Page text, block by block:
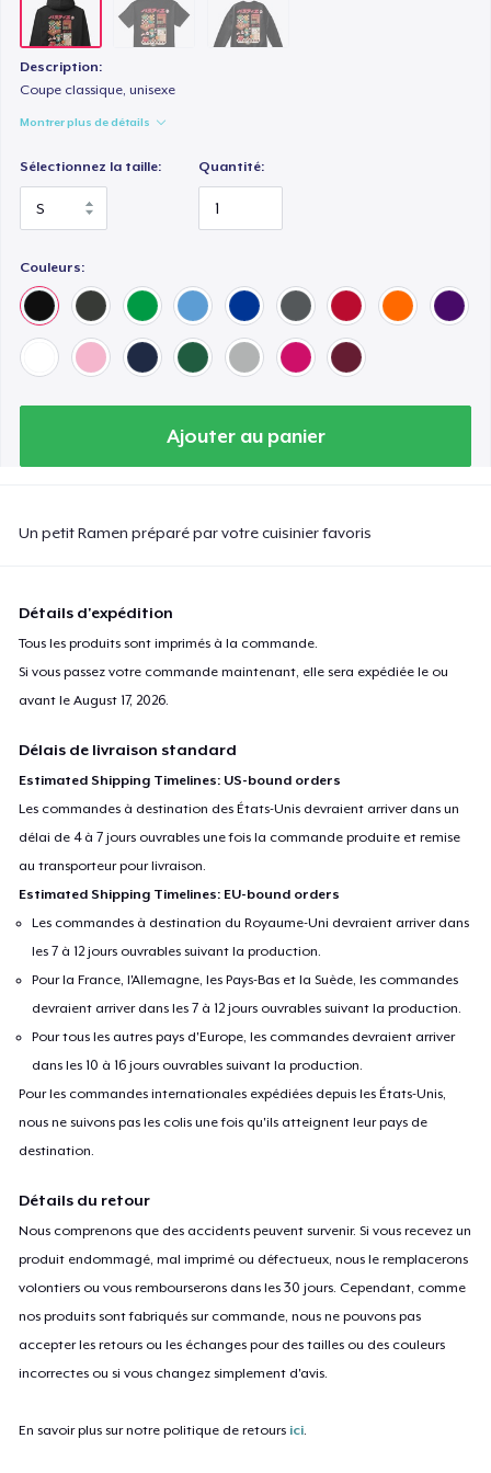
Description:
Coupe classique, unisexe
Montrer plus de détails
Sélectionnez la taille: Quantité:
Couleurs:
Ajouter au panier
Un petit Ramen préparé par votre cuisinier favoris
Détails d'expédition
Tous les produits sont imprimés à la commande.
Si vous passez votre commande maintenant, elle sera expédiée le ou
avant leAugust 17, 2026
Délais de livraison standard
Estimated Shipping Timelines: US-bound orders
Les commandes à destination des États-Unis devraient arriver dans un
délai de 4 à 7 jours ouvrables une fois la commande produite et remise
au transporteur pour livraison.
Estimated Shipping Timelines: EU-bound orders
Les commandes à destination du Royaume-Uni devraient arriver dans
les 7 à 12 jours ouvrables suivant la production.
Pour la France, l'Allemagne, les Pays-Bas et la Suède, les commandes
devraient arriver dans les 7 à 12 jours ouvrables suivant la production.
Pour tous les autres pays d'Europe, les commandes devraient arriver
dans les 10 à 16 jours ouvrables suivant la production.
Pour les commandes internationales expédiées depuis les États-Unis,
nous ne suivons pas les colis une fois qu'ils atteignent leur pays de
destination.
Détails du retour
Nous comprenons que des accidents peuvent survenir. Si vous recevez un
produit endommagé, mal imprimé ou défectueux, nous le remplacerons
volontiers ou vous rembourserons dans les 30 jours. Cependant, comme
nos produits sont fabriqués sur commande, nous ne pouvons pas
accepter les retours ou les échanges pour des tailles ou des couleurs
incorrectes ou si vous changez simplement d'avis.
En savoir plus sur notre politique de retours ici